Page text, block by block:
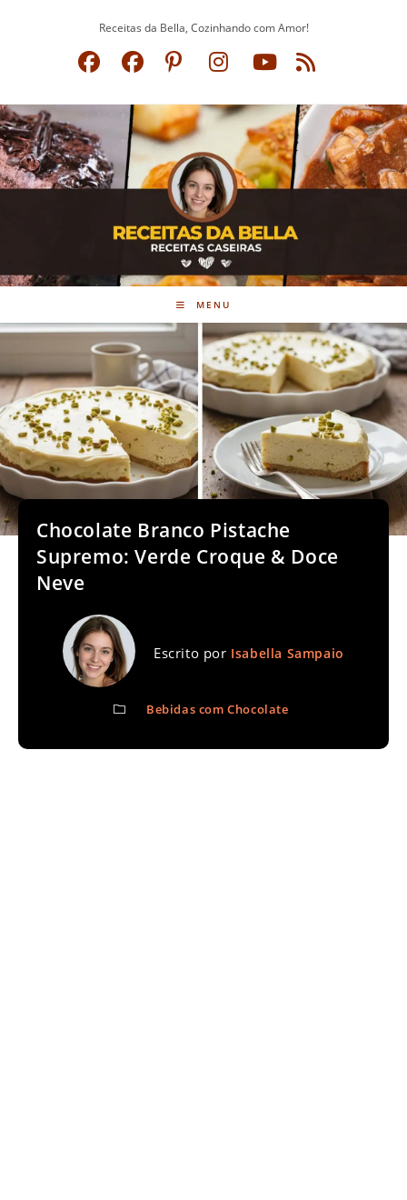
Receitas da Bella, Cozinhando com Amor!
MENU
Chocolate Branco Pistache
Supremo: Verde Croque & Doce
Neve
Escrito por Isabella Sampaio
Bebidas com Chocolate